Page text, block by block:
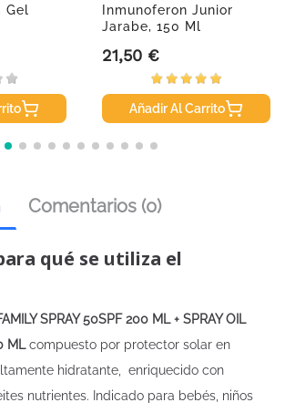
Gel
Inmunoferon Junior
Jarabe, 150 Ml
Precio
21,50 €
Añadir Al Carrito
Comentarios (0)
qué se utiliza el
SPRAY 50SPF 200 ML + SPRAY OIL
MLcompuesto por protector solar en
hidratante, enriquecido con
nutrientes. Indicado para bebés, niños